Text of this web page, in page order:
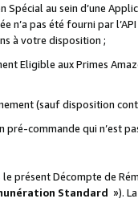
Spécial au sein d’une
pas été fourni par
à votre disposition ;
Eligible aux Primes
(sauf disposition
commande qui n’est
présent Décompte de
Standard »).